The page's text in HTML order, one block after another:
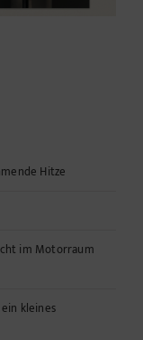
Hitze
im Motorraum
kleines